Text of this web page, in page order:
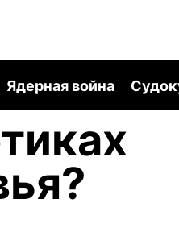
Ядерная война